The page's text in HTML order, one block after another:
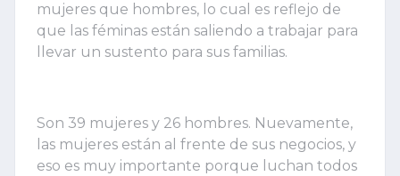
mujeres que hombres, lo cual es reflejo de
que las féminas están saliendo a trabajar para
llevar un sustento para sus familias.
Son 39 mujeres y 26 hombres. Nuevamente,
las mujeres están al frente de sus negocios, y
eso es muy importante porque luchan todos